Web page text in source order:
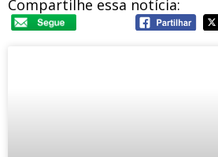
Compartilhe essa notícia: